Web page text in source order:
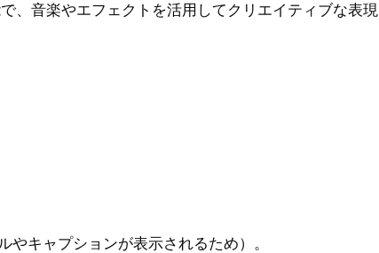
、音楽やエフェクトを活用してクリエイティブな表現
キャプションが表示されるため）。